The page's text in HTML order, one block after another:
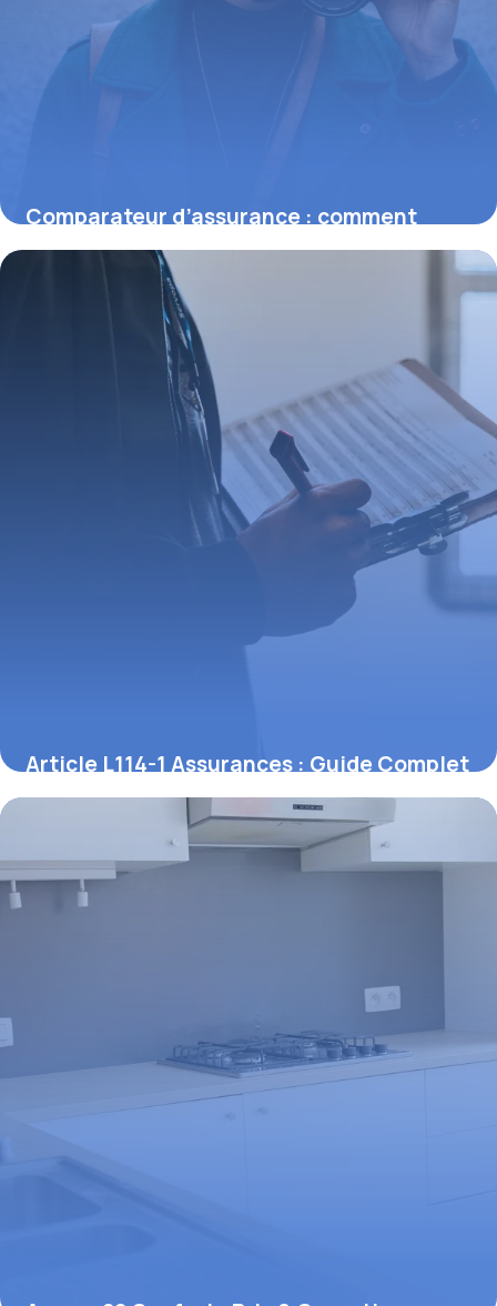
Comparateur d’assurance : comment
choisir la meilleure offre adaptée à vos
besoins
Article L114-1 Assurances : Guide Complet
2026